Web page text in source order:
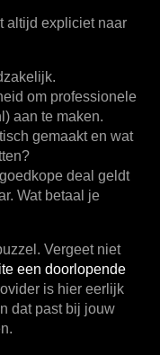
altijd expliciet naar
om professionele
aan te maken.
gemaakt en wat
deal geldt
Wat betaal je
Vergeet niet
een doorlopende
is hier eerlijk
dat past bij jouw